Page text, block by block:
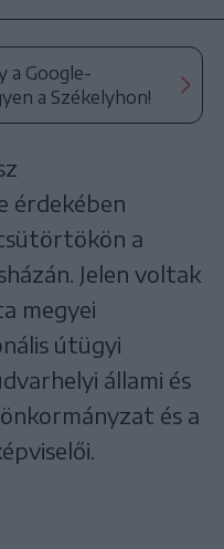
a Google-
a Székelyhon!
érdekében
a
Jelen voltak
megyei
útügyi
állami és
és a